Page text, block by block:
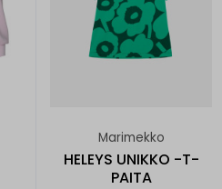
Marimekko
HELEYS UNIKKO -T-
PAITA